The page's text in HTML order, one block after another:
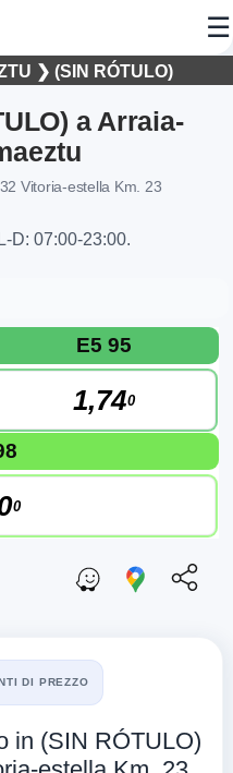
☰
❯ (SIN RÓTULO)
a Arraia-
Vitoria-estella Km. 23
D: 07:00-23:00.
a Arraia-
(SIN RÓTULO) (SIN
E5 95
1,740
0
DI PREZZO
in (SIN RÓTULO)